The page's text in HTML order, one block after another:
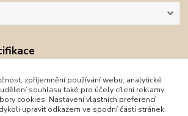
a teple při lyžování, sáňkování i jiné zábavě
zpříjemnění používání webu, analytické
souhlasu také pro účely cílení reklamy
cookies. Nastavení vlastních preferencí
upravit odkazem ve spodní části stránek.